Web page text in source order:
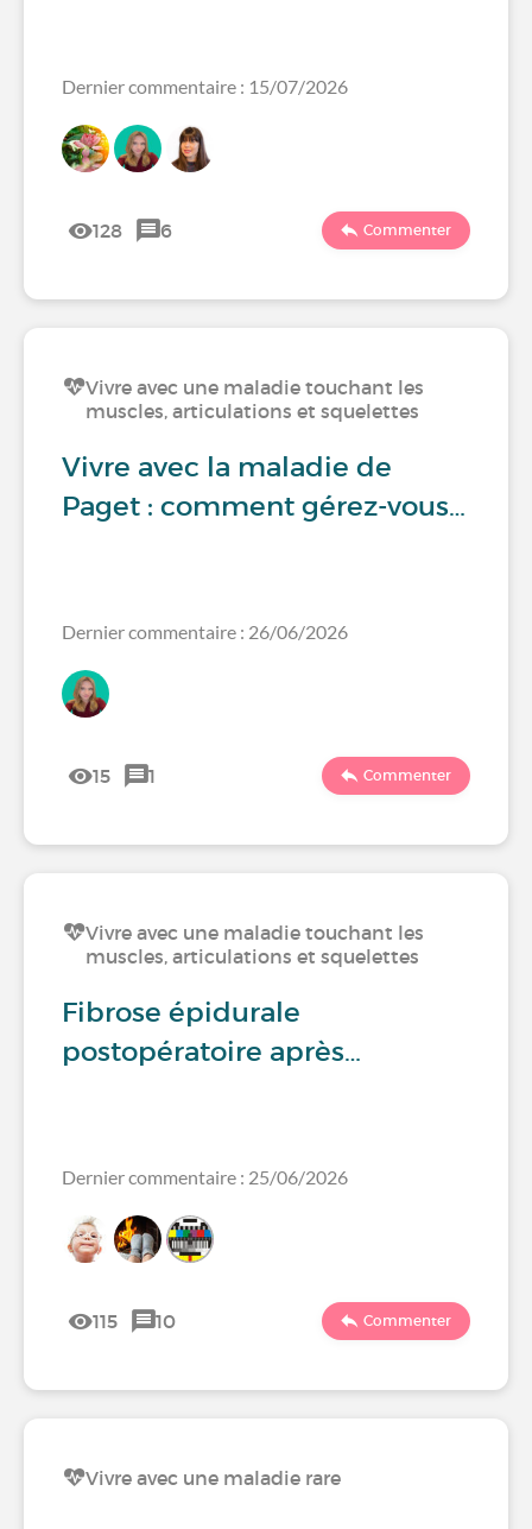
Dernier commentaire : 15/07/2026
128 6 Commenter
Vivre avec une maladie touchant les
muscles, articulations et squelettes
Vivre avec la maladie de
Paget : comment gérez-vous…
Dernier commentaire : 26/06/2026
15 1 Commenter
Vivre avec une maladie touchant les
muscles, articulations et squelettes
Fibrose épidurale
postopératoire après…
Dernier commentaire : 25/06/2026
115 10 Commenter
Vivre avec une maladie rare